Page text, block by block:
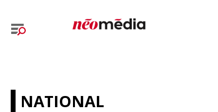
NATIONAL